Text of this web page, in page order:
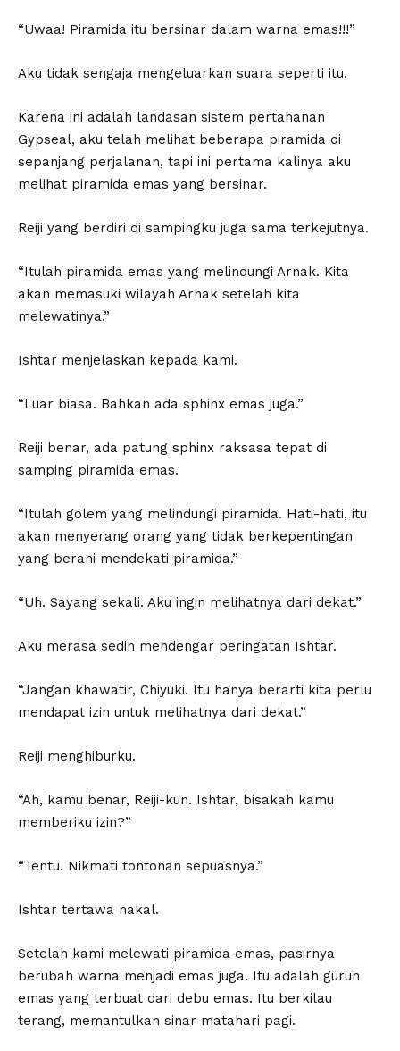
“Uwaa! Piramida itu bersinar dalam warna emas!!!”
Aku tidak sengaja mengeluarkan suara seperti itu.
Karena ini adalah landasan sistem pertahanan
Gypseal, aku telah melihat beberapa piramida di
sepanjang perjalanan, tapi ini pertama kalinya aku
melihat piramida emas yang bersinar.
Reiji yang berdiri di sampingku juga sama terkejutnya.
“Itulah piramida emas yang melindungi Arnak. Kita
akan memasuki wilayah Arnak setelah kita
melewatinya.”
Ishtar menjelaskan kepada kami.
“Luar biasa. Bahkan ada sphinx emas juga.”
Reiji benar, ada patung sphinx raksasa tepat di
samping piramida emas.
“Itulah golem yang melindungi piramida. Hati-hati, itu
akan menyerang orang yang tidak berkepentingan
yang berani mendekati piramida.”
“Uh. Sayang sekali. Aku ingin melihatnya dari dekat.”
Aku merasa sedih mendengar peringatan Ishtar.
“Jangan khawatir, Chiyuki. Itu hanya berarti kita perlu
mendapat izin untuk melihatnya dari dekat.”
Reiji menghiburku.
“Ah, kamu benar, Reiji-kun. Ishtar, bisakah kamu
memberiku izin?”
“Tentu. Nikmati tontonan sepuasnya.”
Ishtar tertawa nakal.
Setelah kami melewati piramida emas, pasirnya
berubah warna menjadi emas juga. Itu adalah gurun
emas yang terbuat dari debu emas. Itu berkilau
terang, memantulkan sinar matahari pagi.